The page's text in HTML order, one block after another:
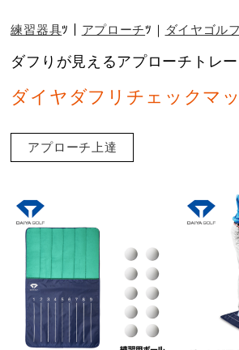
練習器具 アプローチ ダイヤゴルフ
ダフりが見えるアプローチトレ
ダイヤダフリチェックマ
アプローチ上達